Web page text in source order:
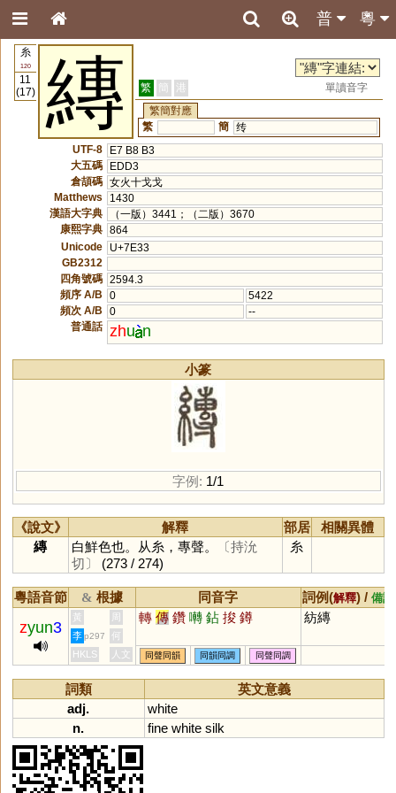
粵
普
糸
120
11
(17)
縳 繁 簡 港
單讀音字
繁簡對應
繁
簡 䌸
UTF-8
E7 B8 B3
大五碼
EDD3
倉頡碼 女火十戈戈
Matthews
1430
漢語大字典
（一版）3441；（二版）3670
康熙字典 864
Unicode
U+7E33
GB2312
四角號碼 2594.3
頻序 A/B
0
5422
頻次 A/B
0
--
普通話 zhu n
小篆
字例: 1/1
《說文》 解釋 部居
相關異體
縳
白鮮色也。从糸，專聲。
〔持沇
切〕
(273 / 274)
糸
粵語音節 & 根據 同音字 詞例(解釋) / 備註
zyun3
黃 周 轉 傳 鑽 囀 鉆 捘 鐏 紡縳
李 p297
何
HKLS
人文 同聲同韻 同韻同調 同聲同調
詞類
英文意義
adj.
white
n.
fine white silk